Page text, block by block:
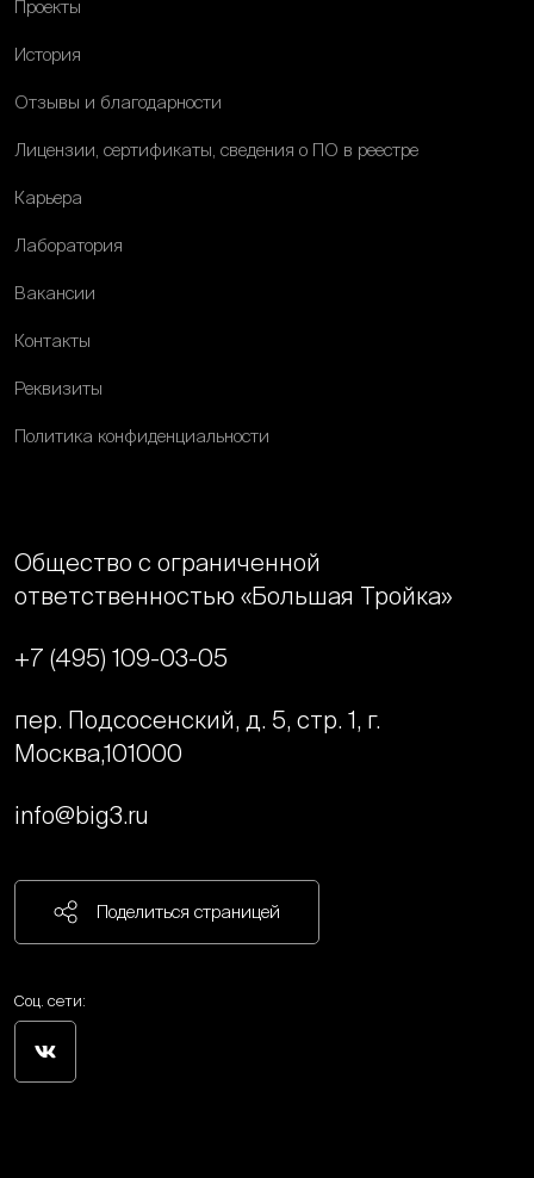
Проекты
История
Отзывы и благодарности
Лицензии, сертификаты, сведения о ПО в реестре
Карьера
Лаборатория
Вакансии
Контакты
Реквизиты
Политика конфиденциальности
Общество с ограниченной
ответственностью «Большая Тройка»
+7 (495) 109-03-05
пер. Подсосенский, д. 5, стр. 1, г.
Москва,101000
info@big3.ru
Поделиться страницей
Соц. сети: